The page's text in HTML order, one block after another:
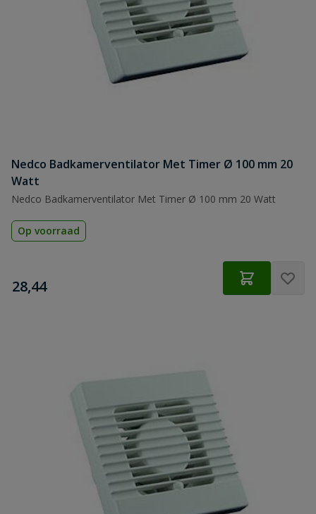
Nedco Badkamerventilator Met Timer Ø 100 mm 20
Watt
Nedco Badkamerventilator Met Timer Ø 100 mm 20 Watt
Op voorraad
€
28,44